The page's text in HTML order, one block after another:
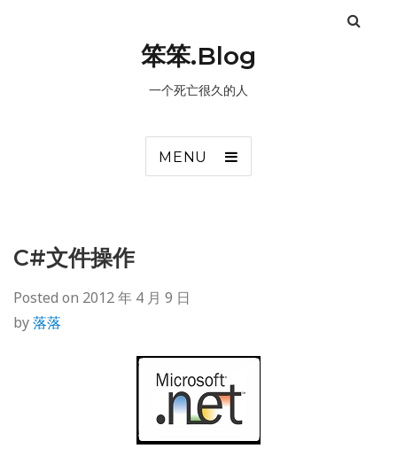
笨笨.Blog
一个死亡很久的人
MENU
C#文件操作
Posted on 2012 年 4 月 9 日
by落落